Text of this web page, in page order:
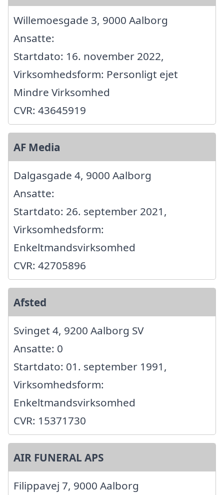
Willemoesgade 3, 9000 Aalborg
Ansatte:
Startdato: 16. november 2022,
Virksomhedsform: Personligt ejet
Mindre Virksomhed
CVR: 43645919
AF Media
Dalgasgade 4, 9000 Aalborg
Ansatte:
Startdato: 26. september 2021,
Virksomhedsform:
Enkeltmandsvirksomhed
CVR: 42705896
Afsted
Svinget 4, 9200 Aalborg SV
Ansatte: 0
Startdato: 01. september 1991,
Virksomhedsform:
Enkeltmandsvirksomhed
CVR: 15371730
AIR FUNERAL APS
Filippavej 7, 9000 Aalborg